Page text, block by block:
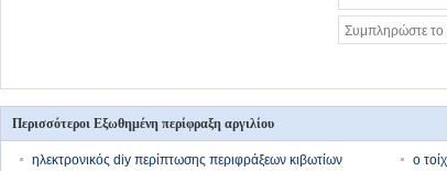
Περισσότεροι Εξωθημένη περίφραξη αργιλίου
ηλεκτρονικός diy περίπτωσης περιφράξεων κιβωτίων
ο